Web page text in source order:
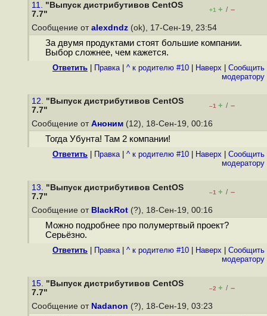
11. "Выпуск дистрибутивов CentOS
7.7"
+1 + / –
Сообщение от alexdndz (ok), 17-Сен-19, 23:54
За двумя продуктами стоят большие компании.
Выбор сложнее, чем кажется.
Ответить Правка| ^ к родителю #10 Наверх
Cообщить
модератору
12. "Выпуск дистрибутивов CentOS
7.7"
–1 + / –
Сообщение от Аноним (12), 18-Сен-19, 00:16
Тогда Убунта! Там 2 компании!
Ответить Правка| ^ к родителю #10 Наверх
Cообщить
модератору
13. "Выпуск дистрибутивов CentOS
7.7"
–1 + / –
Сообщение от BlackRot (?), 18-Сен-19, 00:16
Можно подробнее про полумертвый проект?
Серьёзно.
Ответить Правка| ^ к родителю #10 Наверх
Cообщить
модератору
15. "Выпуск дистрибутивов CentOS
7.7"
–2 + / –
Сообщение от Nadanon (?), 18-Сен-19, 03:23